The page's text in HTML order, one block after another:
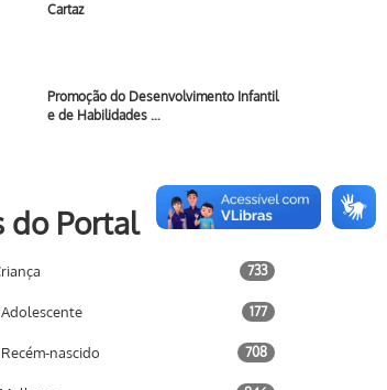
Cartaz
Promoção do Desenvolvimento Infantil
e de Habilidades …
do Portal
733
177
nascido 708